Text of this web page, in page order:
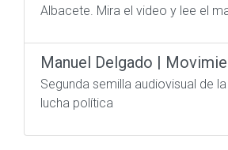
Albacete. Mira el video y lee el
Manuel Delgado |
Segunda semilla audiovisual de
lucha política